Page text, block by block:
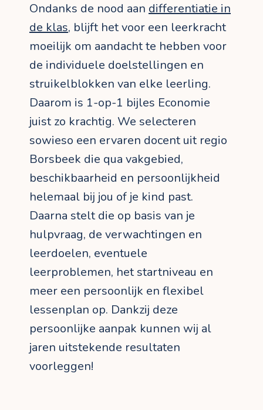
Ondanks de nood aan differentiatie in
de klas, blijft het voor een leerkracht
moeilijk om aandacht te hebben voor
de individuele doelstellingen en
struikelblokken van elke leerling.
Daarom is 1-op-1 bijles Economie
juist zo krachtig. We selecteren
sowieso een ervaren docent uit regio
Borsbeek die qua vakgebied,
beschikbaarheid en persoonlijkheid
helemaal bij jou of je kind past.
Daarna stelt die op basis van je
hulpvraag, de verwachtingen en
leerdoelen, eventuele
leerproblemen, het startniveau en
meer een persoonlijk en flexibel
lessenplan op. Dankzij deze
persoonlijke aanpak kunnen wij al
jaren uitstekende resultaten
voorleggen!